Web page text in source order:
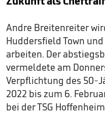
Andre Breitenreiter
Huddersfield Town
arbeiten. Der
vermeldete am
Verpflichtung des 50-
2022 bis zum 6.
bei der TSG